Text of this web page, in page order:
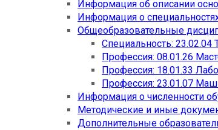
Информация об описании
Информация о
Общеобразовательные
Специальность:
Профессия: 08.01.26
Профессия: 18.01.33
Профессия: 23.01.07
Информация о численности
Методические и иные
Дополнительные